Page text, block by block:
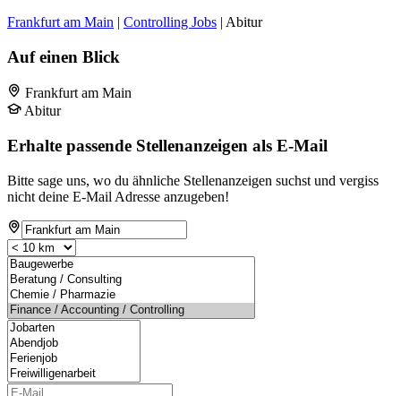
Frankfurt am Main | Controlling Jobs | Abitur
Auf einen Blick
Frankfurt am Main
Abitur
Erhalte passende Stellenanzeigen als E-Mail
Bitte sage uns, wo du ähnliche Stellenanzeigen suchst und vergiss
nicht deine E-Mail Adresse anzugeben!